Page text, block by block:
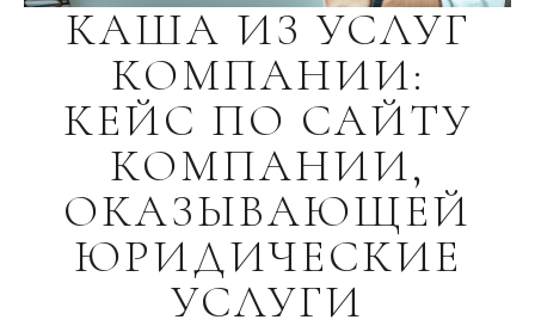
КАША ИЗ УСЛУГ
КОМПАНИИ:
КЕЙС ПО САЙТУ
КОМПАНИИ,
ОКАЗЫВАЮЩЕЙ
ЮРИДИЧЕСКИЕ
УСЛУГИ